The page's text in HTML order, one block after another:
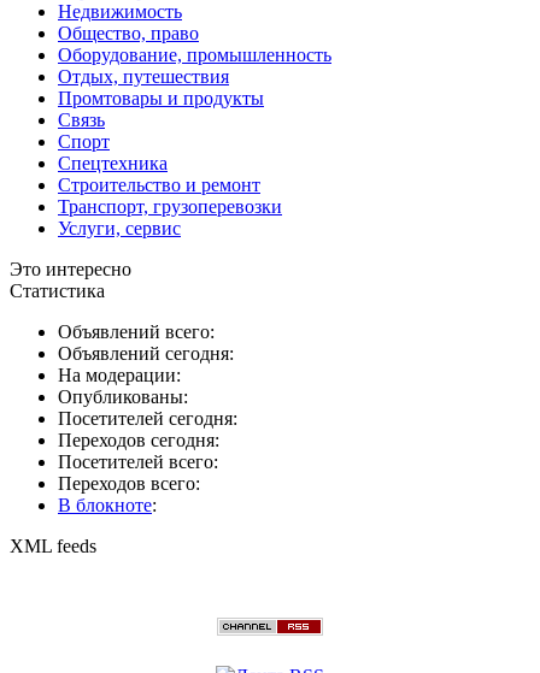
Недвижимость
Общество, право
Оборудование, промышленность
Отдых, путешествия
Промтовары и продукты
Связь
Спорт
Спецтехника
Строительство и ремонт
Транспорт, грузоперевозки
Услуги, сервис
Это интересно
Статистика
Объявлений всего:
Объявлений сегодня:
На модерации:
Опубликованы:
Посетителей сегодня:
Переходов сегодня:
Посетителей всего:
Переходов всего:
В блокноте:
XML feeds